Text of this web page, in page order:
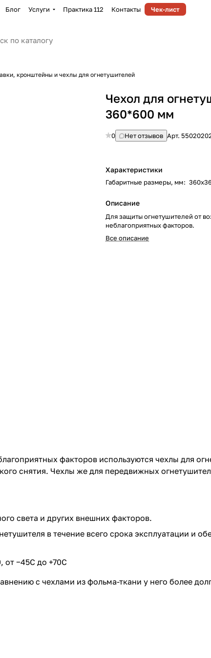
Блог Услуги Практика 112 Контакты Чек-лист
кронштейны и чехлы для огнетушителей
Чехол для
360*600 мм
0 Нет отзывов Арт.
Характеристики
Габаритные размеры, мм:
Описание
Для защиты огнетушителей от
неблагоприятных факторов.
Все описание
факторов используются чехлы для
снятия. Чехлы же для передвижных
света и других внешних факторов.
в течение всего срока эксплуатации и
от −45С до +70С
с чехлами из фольма-ткани у него более